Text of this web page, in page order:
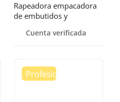
Rapeadora empacadora
de embutidos y
Cuenta verificada